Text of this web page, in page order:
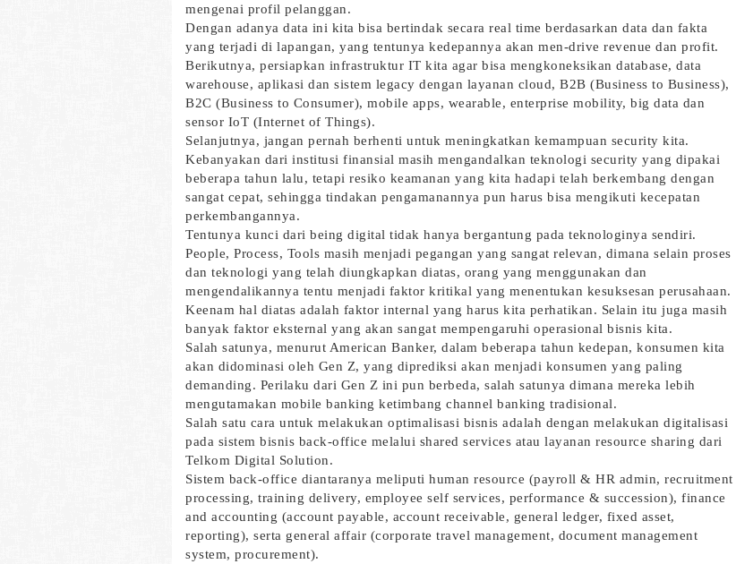
mengenai profil pelanggan.
Dengan adanya data ini kita bisa bertindak secara real time berdasarkan data dan fakta
yang terjadi di lapangan, yang tentunya kedepannya akan men-drive revenue dan profit.
Berikutnya, persiapkan infrastruktur IT kita agar bisa mengkoneksikan database, data
warehouse, aplikasi dan sistem legacy dengan layanan cloud, B2B (Business to Business),
B2C (Business to Consumer), mobile apps, wearable, enterprise mobility, big data dan
sensor IoT (Internet of Things).
Selanjutnya, jangan pernah berhenti untuk meningkatkan kemampuan security kita.
Kebanyakan dari institusi finansial masih mengandalkan teknologi security yang dipakai
beberapa tahun lalu, tetapi resiko keamanan yang kita hadapi telah berkembang dengan
sangat cepat, sehingga tindakan pengamanannya pun harus bisa mengikuti kecepatan
perkembangannya.
Tentunya kunci dari being digital tidak hanya bergantung pada teknologinya sendiri.
People, Process, Tools masih menjadi pegangan yang sangat relevan, dimana selain proses
dan teknologi yang telah diungkapkan diatas, orang yang menggunakan dan
mengendalikannya tentu menjadi faktor kritikal yang menentukan kesuksesan perusahaan.
Keenam hal diatas adalah faktor internal yang harus kita perhatikan. Selain itu juga masih
banyak faktor eksternal yang akan sangat mempengaruhi operasional bisnis kita.
Salah satunya, menurut American Banker, dalam beberapa tahun kedepan, konsumen kita
akan didominasi oleh Gen Z, yang diprediksi akan menjadi konsumen yang paling
demanding. Perilaku dari Gen Z ini pun berbeda, salah satunya dimana mereka lebih
mengutamakan mobile banking ketimbang channel banking tradisional.
Salah satu cara untuk melakukan optimalisasi bisnis adalah dengan melakukan digitalisasi
pada sistem bisnis back-office melalui shared services atau layanan resource sharing dari
Telkom Digital Solution.
Sistem back-office diantaranya meliputi human resource (payroll & HR admin, recruitment
processing, training delivery, employee self services, performance & succession), finance
and accounting (account payable, account receivable, general ledger, fixed asset,
reporting), serta general affair (corporate travel management, document management
system, procurement).